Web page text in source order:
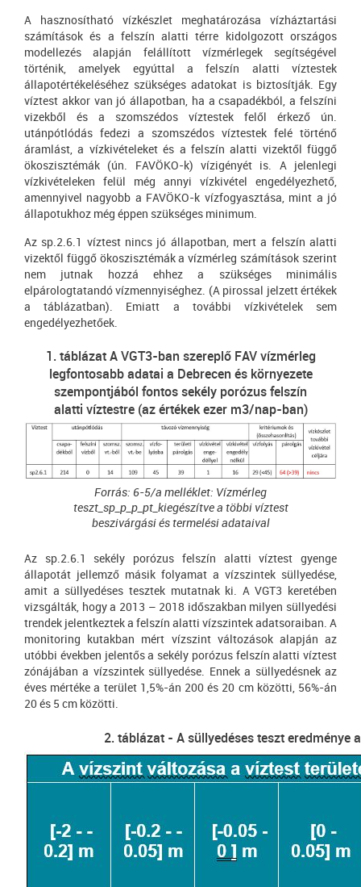
A hasznosítható vízkészlet meghatározása vízháztartási
számítások és a felszín alatti térre kidolgozott országos
modellezés alapján felállított vízmérlegek segítségével
történik, amelyek egyúttal a felszín alatti víztestek
állapotértékeléséhez szükséges adatokat is biztosítják. Egy
víztest akkor van jó állapotban, ha a csapadékból, a felszíni
vizekből és a szomszédos víztestek felől érkező ún.
utánpótlódás fedezi a szomszédos víztestek felé történő
áramlást, a vízkivételeket és a felszín alatti vizektől függő
ökoszisztémák (ún. FAVÖKO-k) vízigényét is. A jelenlegi
vízkivételeken felül még annyi vízkivétel engedélyezhető,
amennyivel nagyobb a FAVÖKO-k vízfogyasztása, mint a jó
állapotukhoz még éppen szükséges minimum.
Az sp.2.6.1 víztest nincs jó állapotban, mert a felszín alatti
vizektől függő ökoszisztémák a vízmérleg számítások szerint
nem jutnak hozzá ehhez a szükséges minimális
elpárologtatandó vízmennyiséghez. (A pirossal jelzett értékek
a táblázatban). Emiatt a további vízkivételek sem
engedélyezhetőek.
1. táblázat A VGT3-ban szereplő FAV vízmérleg
legfontosabb adatai a Debrecen és környezete
szempontjából fontos sekély porózus felszín
alatti víztestre (az értékek ezer m3/nap-ban)
Forrás: 6-5/a melléklet: Vízmérleg
teszt_sp_p_p_pt_kiegészítve a többi víztest
beszivárgási és termelési adataival
Az sp.2.6.1 sekély porózus felszín alatti víztest gyenge
állapotát jellemző másik folyamat a vízszintek süllyedése,
amit a süllyedéses tesztek mutatnak ki. A VGT3 keretében
vizsgálták, hogy a 2013 – 2018 időszakban milyen süllyedési
trendek jelentkeztek a felszín alatti vízszintek adatsoraiban. A
monitoring kutakban mért vízszint változások alapján az
utóbbi években jelentős a sekély porózus felszín alatti víztest
zónájában a vízszintek süllyedése. Ennek a süllyedésnek az
éves mértéke a terület 1,5%-án 200 és 20 cm közötti, 56%-án
20 és 5 cm közötti.
2. táblázat - A süllyedéses teszt eredménye